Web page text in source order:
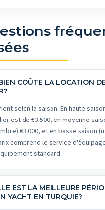
selon la saison. En haute
est de €3.500, en moyenne
€3.000, et en basse saison
comprend le service
standard.
YACHT EN TURQUIE?